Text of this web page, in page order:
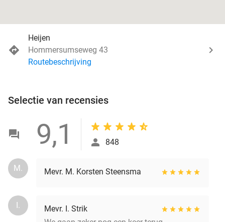
Heijen
Hommersumseweg 43
Routebeschrijving
Selectie van recensies
9,1 848
M. Mevr. M. Korsten Steensma
I.
Mevr. I. Strik